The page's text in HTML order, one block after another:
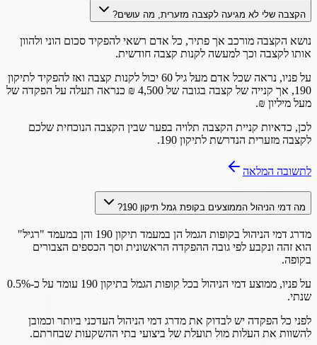
הקצבה שלי לא מגיעה לקצבה מזערית, מה עושים?
נושא הקצבה מורכב אך פתיר, כל אדם רשאי להפקיד סכום הוני ולהוון
אותו לקצבה וכך למעשה לקנות קצבה חודשית.
על פניו, נראה שכל אדם מעל גיל 60 יכול לקנות קצבה ואז להפקיד לתיקון
190, אך קנייה של קצבה בגובה של 4,500 ₪ כנראה תעלה על הפקדה של
מעל מיליון ₪.
לכן, כדאיות קניית הקצבה תלויה בפער שבין הקצבה הנוכחית שלכם
לקצבה מזערית הנדרשת לתיקון 190.
לתשובה המלאה
מה דמי הניהול הממוצעים בקופת גמל תיקון 190?
מדרג דמי הניהול בקופות הגמל הן במעמד תיקון 190 והן במעמד "רגיל"
הוא זהה ונקבע לפי גובה ההפקדה הראשונית וסך הכספים הצבורים
בקופה.
על פניו, ממוצע דמי הניהול בכל קופות הגמל בתיקון 190 עומד על כ-0.5%
שנתי.
לפני כל הפקדה יש לבדוק את מדרג דמי הניהול העדכני ביותר וכמובן
להשוות את העלות מול תועלת של ביצועי בתי ההשקעות שבחרתם.